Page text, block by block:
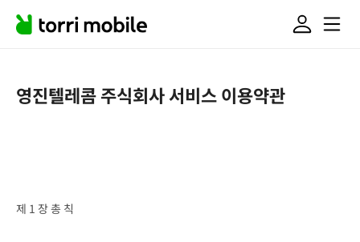
영진텔레콤 주식회사 서비스 이용약관
제 1 장 총 칙